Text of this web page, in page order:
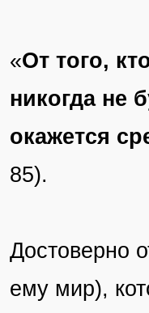
«От того,
никогда не
окажется
85).
Достоверно
ему мир),